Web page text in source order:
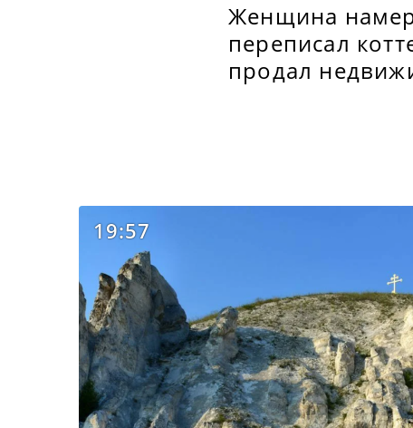
Женщина
переписал
продал
19:57